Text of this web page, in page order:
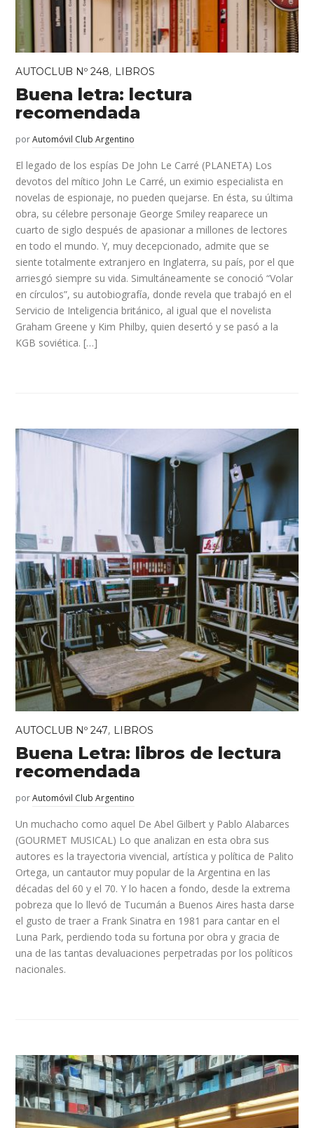
AUTOCLUB Nº 248, LIBROS
Buena letra: lectura
recomendada
porAutomóvil Club Argentino
El legado de los espías De John Le Carré (PLANETA) Los
devotos del mítico John Le Carré, un eximio especialista en
novelas de espionaje, no pueden quejarse. En ésta, su última
obra, su célebre personaje George Smiley reaparece un
cuarto de siglo después de apasionar a millones de lectores
en todo el mundo. Y, muy decepcionado, admite que se
siente totalmente extranjero en Inglaterra, su país, por el que
arriesgó siempre su vida. Simultáneamente se conoció “Volar
en círculos”, su autobiografía, donde revela que trabajó en el
Servicio de Inteligencia británico, al igual que el novelista
Graham Greene y Kim Philby, quien desertó y se pasó a la
KGB soviética. […]
AUTOCLUB Nº 247, LIBROS
Buena Letra: libros de lectura
recomendada
porAutomóvil Club Argentino
Un muchacho como aquel De Abel Gilbert y Pablo Alabarces
(GOURMET MUSICAL) Lo que analizan en esta obra sus
autores es la trayectoria vivencial, artística y política de Palito
Ortega, un cantautor muy popular de la Argentina en las
décadas del 60 y el 70. Y lo hacen a fondo, desde la extrema
pobreza que lo llevó de Tucumán a Buenos Aires hasta darse
el gusto de traer a Frank Sinatra en 1981 para cantar en el
Luna Park, perdiendo toda su fortuna por obra y gracia de
una de las tantas devaluaciones perpetradas por los políticos
nacionales.